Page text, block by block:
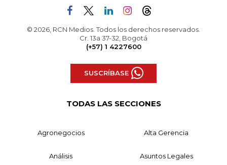
© 2026, RCN Medios. Todos los derechos reservados.
Cr. 13a 37-32, Bogotá
(+57) 1 4227600
SUSCRÍBASE
TODAS LAS SECCIONES
Agronegocios Alta Gerencia
Análisis Asuntos Legales